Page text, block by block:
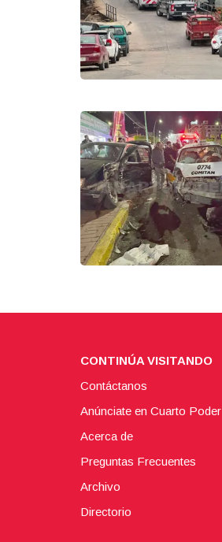
CONTINÚA VISITANDO
Contáctanos
Anúnciate en Cuarto Poder
Acerca de
Preguntas Frecuentes
Archivo
Directorio